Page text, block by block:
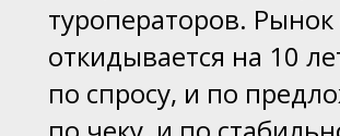
туроператоров. Рынок
откидывается на 10
по спросу, и по